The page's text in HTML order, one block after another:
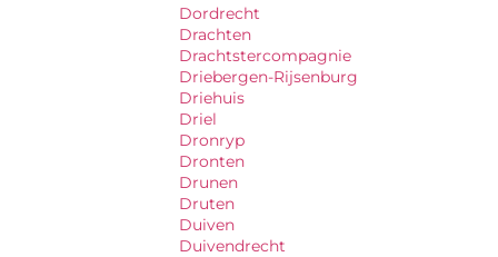
Dordrecht
Drachten
Drachtstercompagnie
Driebergen-Rijsenburg
Driehuis
Driel
Dronryp
Dronten
Drunen
Druten
Duiven
Duivendrecht